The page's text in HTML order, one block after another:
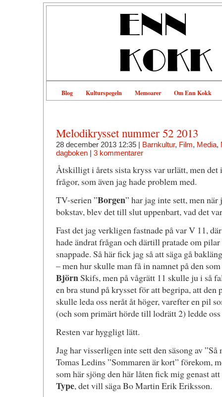
Blog Kulturspegeln Memoarer Om Enn Kokk
Melodikrysset nummer 52 2013
28 december 2013 12:35 | Barnkultur, Film, Media,
dagboken| 3 kommentarer
Åtskilligt i årets sista kryss var urlätt, men det
frågor, som även jag hade problem med.
TV-serien ”Borgen” har jag inte sett, men när
bokstav, blev det till slut uppenbart, vad det
Fast det jag verkligen fastnade på var V 11,
hade ändrat frågan och därtill pratade om
snappade. Så här fick jag så att säga gå
– men hur skulle man få in namnet på den
BjörnSkifs, men på vågrätt 11 skulle ju i så
en bra stund på krysset för att begripa, att den
skulle leda oss neråt åt höger, varefter en pil
(och som primärt hörde till lodrätt 2) ledde
Resten var hyggligt lätt.
Jag har visserligen inte sett den säsong av
Tomas Ledins ”Sommaren är kort” förekom,
som här sjöng den här låten fick mig genast
Type, det vill säga Bo Martin Erik Eriksson.